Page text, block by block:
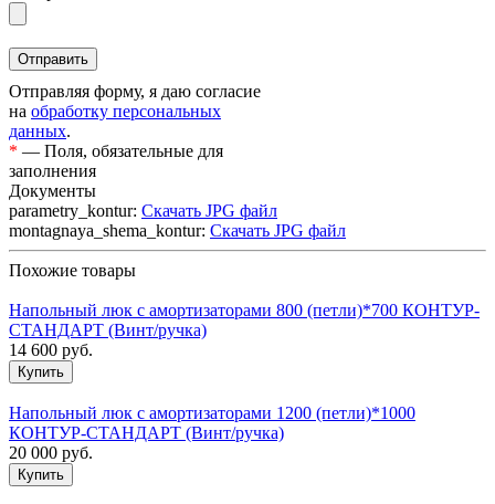
Отправляя форму, я даю согласие
на обработку персональных
данных.
* — Поля, обязательные для
заполнения
Документы
parametry_kontur: Скачать JPG файл
montagnaya_shema_kontur: Скачать JPG файл
Похожие товары
Напольный люк с амортизаторами 800 (петли)*700 КОНТУР-
СТАНДАРТ (Винт/ручка)
14 600 руб.
Напольный люк с амортизаторами 1200 (петли)*1000
КОНТУР-СТАНДАРТ (Винт/ручка)
20 000 руб.